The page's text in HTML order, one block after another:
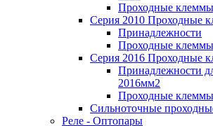
Проходные
Серия 2010 Проходные
Принадлежности
Проходные
Серия 2016 Проходные
Принадлежности
2016мм2
Проходные
Сильноточные
Реле - Оптопары